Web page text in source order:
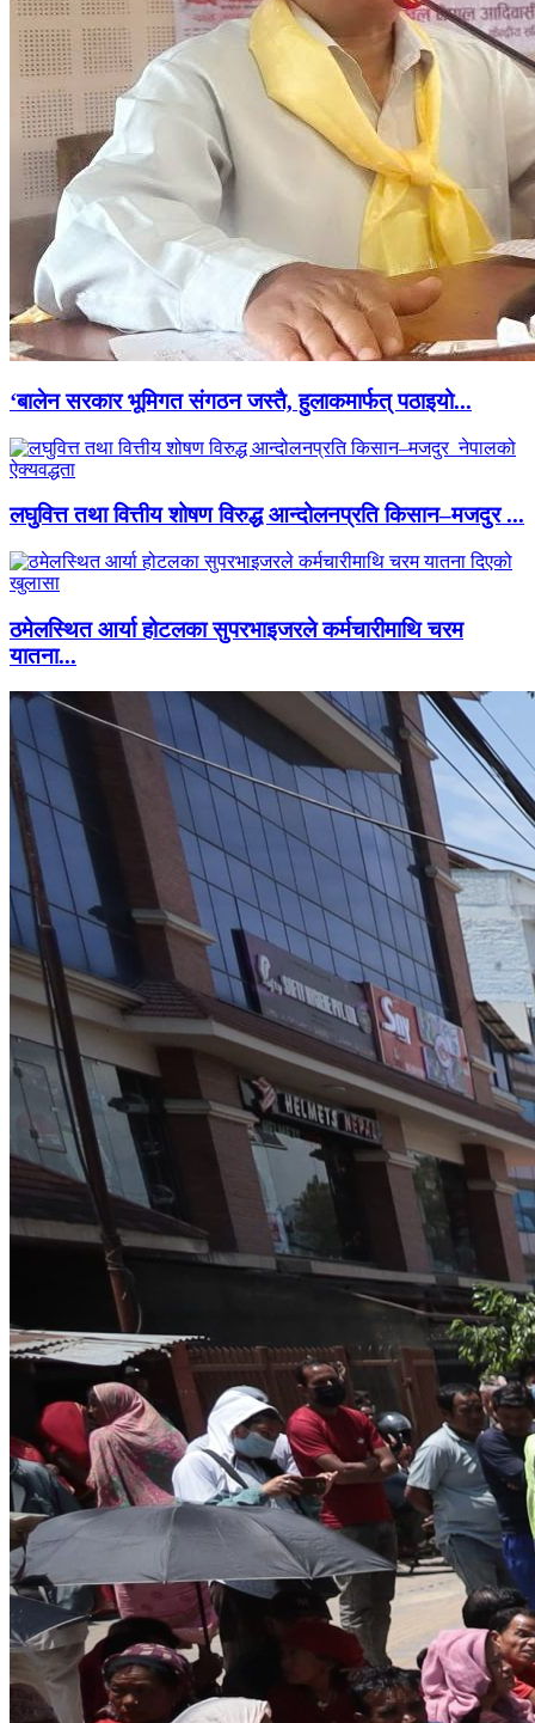
‘बालेन सरकार भूमिगत संगठन जस्तै, हुलाकमार्फत् पठाइयो...
लघुवित्त तथा वित्तीय शोषण विरुद्ध आन्दोलनप्रति किसान–मजदुर ...
ठमेलस्थित आर्या होटलका सुपरभाइजरले कर्मचारीमाथि चरम
यातना...